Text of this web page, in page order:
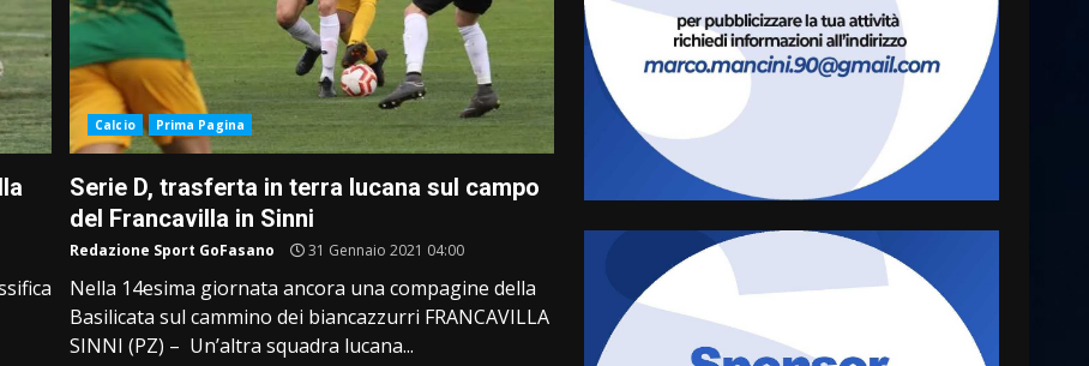
Calcio Prima Pagina
Serie D, trasferta in terra lucana sul campo
del Francavilla in Sinni
Redazione Sport GoFasano 31 Gennaio 2021 04:00
Nella 14esima giornata ancora una compagine della
Basilicata sul cammino dei biancazzurri FRANCAVILLA
SINNI (PZ) – Un’altra squadra lucana...
4
Sostenibile: premiati gli
studenti universitari del
bando “La strada giusta”
8 Agosto 2026 07:15
5
“I Contestatori: Musica di
Rivoluzione”: nuovo
appuntamento con “Fasano in
7 Agosto 2026 06:05
US Fasano, Scianaro:
“Profonda amarezza per
esclusione dal campionato di